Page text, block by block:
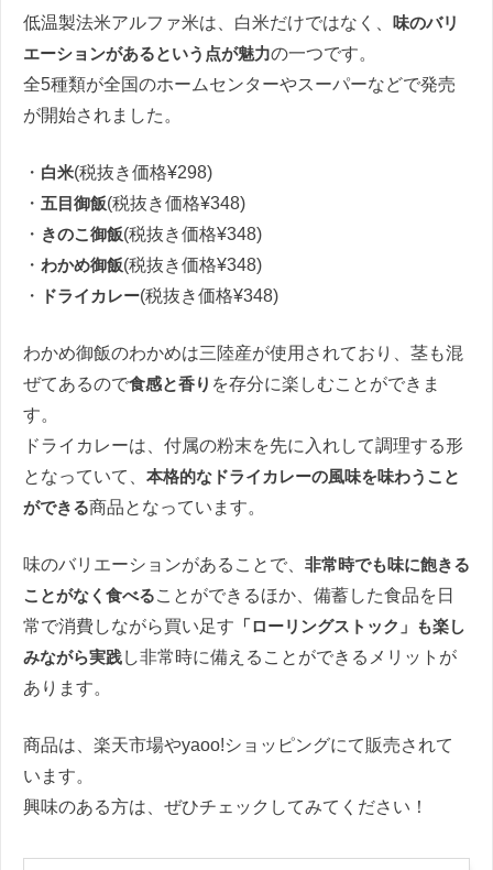
低温製法米アルファ米は、白米だけではなく、 味のバリ
エーションがあるという点が魅力の一つです。
全5種類が全国のホームセンターやスーパーなどで発売
が開始されました。
・ 白米(税抜き価格¥298)
・ 五目御飯(税抜き価格¥348)
・ きのこ御飯(税抜き価格¥348)
・ わかめ御飯(税抜き価格¥348)
・
ドライカレー(税抜き価格¥348)
わかめ御飯のわかめは三陸産が使用されており、茎も混
ぜてあるので食感と香り を存分に楽しむことができま
す。
ドライカレーは、付属の粉末を先に入れして調理する形
となっていて、 本格的なドライカレーの風味を味わうこと
ができる商品となっています。
味のバリエーションがあることで、 非常時でも味に飽きる
ことがなく食べることができるほか、備蓄した食品を日
常で消費しながら買い足す 「ローリングストック」も楽し
みながら実践し非常時に備えることができるメリットが
あります。
商品は、楽天市場やyaoo!ショッピングにて販売されて
います。
興味のある方は、ぜひチェックしてみてください！